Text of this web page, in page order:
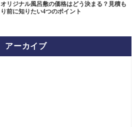
オリジナル風呂敷の価格はどう決まる？見積も
り前に知りたい4つのポイント
アーカイブ